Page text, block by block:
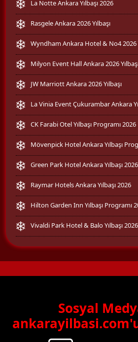
La Notte Ankara Yılbaşı 2026
Rasgele Ankara 2026 Yılbaşı
Wyndham Ankara Hotel & No4 2026
Milyon Event Hall Ankara 2026
JW Marriott Ankara 2026 Yılbaşı
La Vinia Event Çukurambar Ankara
CK Farabi Otel Yılbaşı Programı 2026
Mövenpick Hotel Ankara Yılbaşı
Green Park Hotel Ankara Yılbaşı 2026
Raymar Hotels Ankara Yılbaşı 2026
Hilton Garden Inn Yılbaşı Programı
Vivaldi Park Hotel & Balo Yılbaşı 2026
Sosyal